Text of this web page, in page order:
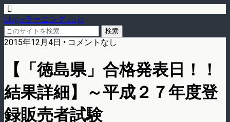
blog.eラーニング.co.jp
2015年12月4日 • コメントなし
【「徳島県」合格発表日！！
結果詳細】～平成２７年度登
録販売者試験